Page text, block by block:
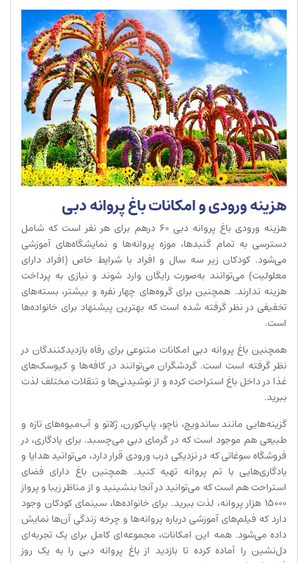
هزینه ورودی و امکانات باغ پروانه دبی
هزینه ورودی باغ پروانه دبی 60 درهم برای هر نفر است که شامل
دسترسی به تمام گنبدها، موزه پروانه‌ها و نمایشگاه‌های آموزشی
می‌شود. کودکان زیر سه سال و افراد با شرایط خاص (افراد دارای
معلولیت) می‌توانند به‌صورت رایگان وارد شوند و نیازی به پرداخت
هزینه ندارند. همچنین برای گروه‌های چهار نفره و بیشتر، بسته‌های
تخفیفی در نظر گرفته شده است که بهترین پیشنهاد برای خانواده‌ها
است.
همچنین باغ پروانه دبی امکانات متنوعی برای رفاه بازدیدکنندگان در
نظر گرفته است است. گردشگران می‌توانند در کافه‌ها و کیوسک‌های
غذا در داخل باغ استراحت کرده و از نوشیدنی‌ها و تنقلات مختلف لذت
ببرید.
گزینه‌هایی مانند ساندویچ، ناچو، پاپ‌کورن، ژلاتو و آب‌میوه‌های تازه و
طبیعی هم موجود است که در گرمای دبی می‌چسبد. برای یادگاری، در
فروشگاه سوغاتی که در نزدیکی درب ورودی قرار دارد، می‌توانید هدایا و
یادگاری‌هایی با تم پروانه تهیه کنید. همچنین باغ دارای فضای
استراحت هم است که می‌توانید در آنجا بنشینید و از مناظر زیبا و پرواز
15000 هزار پروانه، لذت ببرید. برای خانواده‌ها، سینمای کودکان وجود
دارد که فیلم‌های آموزشی درباره پروانه‌ها و چرخه زندگی آن‌ها نمایش
داده می‌شود. همه این امکانات، مجموعه‌ای کامل برای یک تجربه‌ای
دل‌نشین را آماده کرده تا بازدید از باغ پروانه دبی را به یک روز